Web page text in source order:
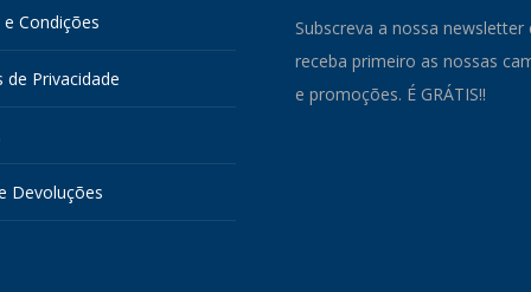
Condições
de Privacidade
Devoluções
Subscreva a nossa newsletter
receba primeiro as nossas
e promoções. É GRÁTIS!!